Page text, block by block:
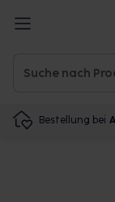
Bestellung bei